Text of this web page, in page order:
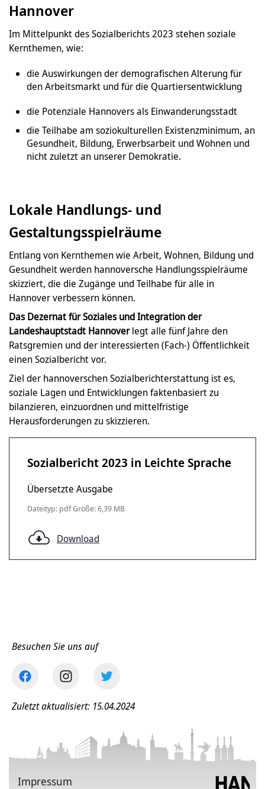
Hannover
Im Mittelpunkt des Sozialberichts 2023 stehen soziale
Kernthemen, wie:
die Auswirkungen der demografischen Alterung für
den Arbeitsmarkt und für die Quartiersentwicklung
die Potenziale Hannovers als Einwanderungsstadt
die Teilhabe am soziokulturellen Existenzminimum, an
Gesundheit, Bildung, Erwerbsarbeit und Wohnen und
nicht zuletzt an unserer Demokratie.
Lokale Handlungs- und
Gestaltungsspielräume
Entlang von Kernthemen wie Arbeit, Wohnen, Bildung und
Gesundheit werden hannoversche Handlungsspielräume
skizziert, die die Zugänge und Teilhabe für alle in
Hannover verbessern können.
Das Dezernat für Soziales und Integration der
Landeshauptstadt Hannoverlegt alle fünf Jahre den
Ratsgremien und der interessierten (Fach-) Öffentlichkeit
einen Sozialbericht vor.
Ziel der hannoverschen Sozialberichterstattung ist es,
soziale Lagen und Entwicklungen faktenbasiert zu
bilanzieren, einzuordnen und mittelfristige
Herausforderungen zu skizzieren.
Sozialbericht 2023 in Leichte Sprache
Übersetzte Ausgabe
Dateityp: pdf Größe: 6,39 MB
Download
Besuchen Sie uns auf
Zuletzt aktualisiert: 15.04.2024
Impressum